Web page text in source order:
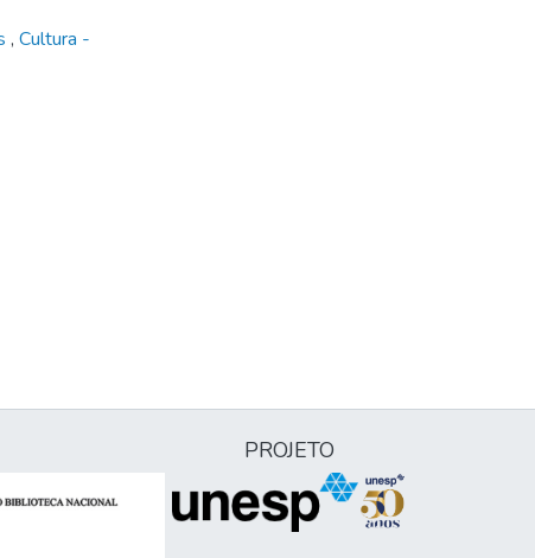
, Cultura -
PROJETO